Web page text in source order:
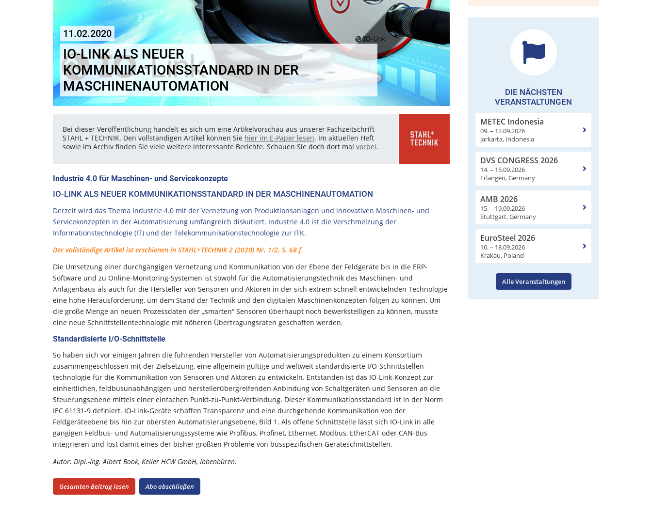
11.02.2020
IO-LINK ALS NEUER
KOMMUNIKATIONSSTANDARD IN DER
MASCHINENAUTOMATION
Bei dieser Veröffentlichung handelt es sich um eine Artikelvorschau aus unserer Fachzeitschrift
STAHL + TECHNIK. Den vollständigen Artikel können Sie hier im E-Paper lesen. Im aktuellen Heft
sowie im Archiv finden Sie viele weitere interessante Berichte. Schauen Sie doch dort malvorbei.
Industrie 4.0 für Maschinen- und Servicekonzepte
IO-LINK ALS NEUER KOMMUNIKATIONSSTANDARD IN DER MASCHINENAUTOMATION
Derzeit wird das Thema Industrie 4.0 mit der Vernetzung von Produktionsanlagen und innovativen Maschinen- und
Servicekonzepten in der Automatisierung umfangreich diskutiert. Industrie 4.0 ist die Verschmelzung der
Informationstechnologie (IT) und der Telekommunikationstechnologie zur ITK.
Der vollständige Artikel ist erschienen in STAHL+TECHNIK 2 (2020) Nr. 1/2, S. 68 f.
Die Umsetzung einer durchgängigen Vernetzung und Kommunikation von der Ebene der Feldgeräte bis in die ERP-
Software und zu Online-Monitoring-Systemen ist sowohl für die Automatisierungstechnik des Maschinen- und
Anlagenbaus als auch für die Hersteller von Sensoren und Aktoren in der sich extrem schnell entwickelnden Technologie
eine hohe Herausforderung, um dem Stand der Technik und den digitalen Maschinenkonzepten folgen zu können. Um
die große Menge an neuen Prozessdaten der „smarten“ Sensoren überhaupt noch bewerkstelligen zu können, musste
eine neue Schnittstellentechnologie mit höheren Übertragungsraten geschaffen werden.
Standardisierte I/O-Schnittstelle
So haben sich vor einigen Jahren die führenden Hersteller von Automatisierungsprodukten zu einem Konsortium
zusammengeschlossen mit der Zielsetzung, eine allgemein gültige und weltweit standardisierte I/O-Schnittstellen-
technologie für die Kommunikation von Sensoren und Aktoren zu entwickeln. Entstanden ist das IO-Link-Konzept zur
einheitlichen, feldbusunabhängigen und herstellerübergreifenden Anbindung von Schaltgeräten und Sensoren an die
Steuerungsebene mittels einer einfachen Punkt-zu-Punkt-Verbindung. Dieser Kommunikationsstandard ist in der Norm
IEC 61131-9 definiert. IO-Link-Geräte schaffen Transparenz und eine durchgehende Kommunikation von der
Feldgeräteebene bis hin zur obersten Automatisierungsebene, Bild 1. Als offene Schnittstelle lässt sich IO-Link in alle
gängigen Feldbus- und Automatisierungssysteme wie Profibus, Profinet, Ethernet, Modbus, EtherCAT oder CAN-Bus
integrieren und löst damit eines der bisher größten Probleme von busspezifischen Geräteschnittstellen.
Autor: Dipl.-Ing. Albert Book, Keller HCW GmbH, Ibbenbüren.
Gesamten Beitrag lesen Abo abschließen
DIE NÄCHSTEN
VERANSTALTUNGEN
METEC Indonesia
09. – 12.09.2026
Jarkarta, Indonesia
DVS CONGRESS 2026
14. – 15.09.2026
Erlangen, Germany
AMB 2026
15. – 19.09.2026
Stuttgart, Germany
EuroSteel 2026
16. – 18.09.2026
Krakau, Poland
Alle Veranstaltungen